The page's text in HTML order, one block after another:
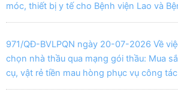
móc, thiết bị y tế cho Bệnh viện Lao và
971/QĐ-BVLPQN ngày 20-07-2026 Về
chọn nhà thầu qua mạng gói thầu: Mua
cụ, vật rẻ tiền mau hòng phục vụ công